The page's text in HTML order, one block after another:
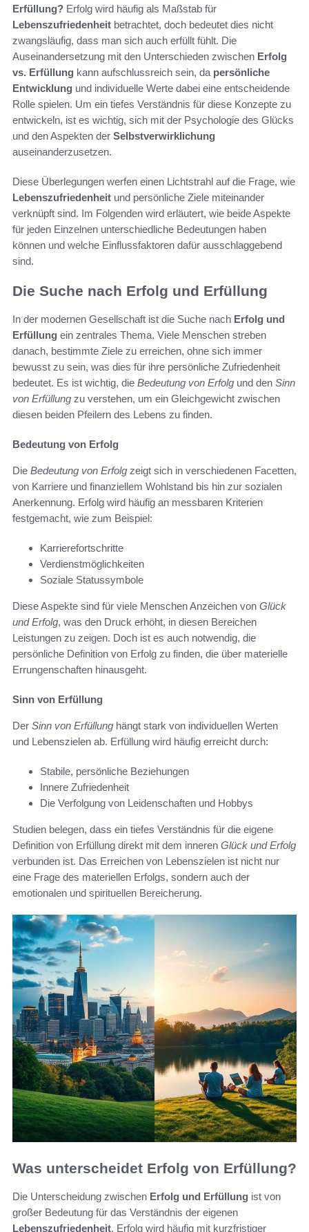
Erfüllung? Erfolg wird häufig als Maßstab für
Lebenszufriedenheit betrachtet, doch bedeutet dies nicht
zwangsläufig, dass man sich auch erfüllt fühlt. Die
Auseinandersetzung mit den Unterschieden zwischen Erfolg
vs. Erfüllung kann aufschlussreich sein, da persönliche
Entwicklung und individuelle Werte dabei eine entscheidende
Rolle spielen. Um ein tiefes Verständnis für diese Konzepte zu
entwickeln, ist es wichtig, sich mit der Psychologie des Glücks
und den Aspekten der Selbstverwirklichung
auseinanderzusetzen.
Diese Überlegungen werfen einen Lichtstrahl auf die Frage, wie
Lebenszufriedenheit und persönliche Ziele miteinander
verknüpft sind. Im Folgenden wird erläutert, wie beide Aspekte
für jeden Einzelnen unterschiedliche Bedeutungen haben
können und welche Einflussfaktoren dafür ausschlaggebend
sind.
Die Suche nach Erfolg und Erfüllung
In der modernen Gesellschaft ist die Suche nach Erfolg und
Erfüllung ein zentrales Thema. Viele Menschen streben
danach, bestimmte Ziele zu erreichen, ohne sich immer
bewusst zu sein, was dies für ihre persönliche Zufriedenheit
bedeutet. Es ist wichtig, die Bedeutung von Erfolg und den Sinn
von Erfüllung zu verstehen, um ein Gleichgewicht zwischen
diesen beiden Pfeilern des Lebens zu finden.
Bedeutung von Erfolg
Die Bedeutung von Erfolg zeigt sich in verschiedenen Facetten,
von Karriere und finanziellem Wohlstand bis hin zur sozialen
Anerkennung. Erfolg wird häufig an messbaren Kriterien
festgemacht, wie zum Beispiel:
Karrierefortschritte
Verdienstmöglichkeiten
Soziale Statussymbole
Diese Aspekte sind für viele Menschen Anzeichen von Glück
und Erfolg, was den Druck erhöht, in diesen Bereichen
Leistungen zu zeigen. Doch ist es auch notwendig, die
persönliche Definition von Erfolg zu finden, die über materielle
Errungenschaften hinausgeht.
Sinn von Erfüllung
Der Sinn von Erfüllung hängt stark von individuellen Werten
und Lebenszielen ab. Erfüllung wird häufig erreicht durch:
Stabile, persönliche Beziehungen
Innere Zufriedenheit
Die Verfolgung von Leidenschaften und Hobbys
Studien belegen, dass ein tiefes Verständnis für die eigene
Definition von Erfüllung direkt mit dem inneren Glück und Erfolg
verbunden ist. Das Erreichen von Lebenszielen ist nicht nur
eine Frage des materiellen Erfolgs, sondern auch der
emotionalen und spirituellen Bereicherung.
Was unterscheidet Erfolg von Erfüllung?
Die Unterscheidung zwischen Erfolg und Erfüllung ist von
großer Bedeutung für das Verständnis der eigenen
Lebenszufriedenheit. Erfolg wird häufig mit kurzfristiger